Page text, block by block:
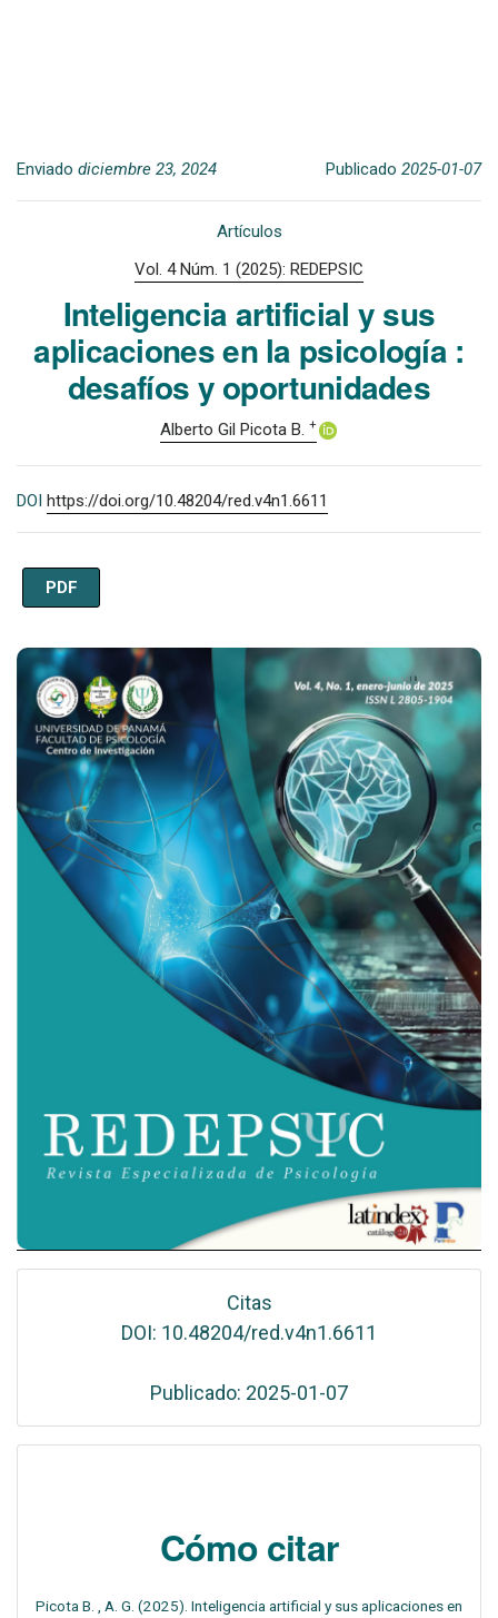
Enviado diciembre 23, 2024 Publicado 2025-01-07
Artículos
Vol. 4 Núm. 1 (2025): REDEPSIC
Inteligencia artificial y sus
aplicaciones en la psicología :
desafíos y oportunidades
Alberto Gil Picota B. +
DOI https://doi.org/10.48204/red.v4n1.6611
PDF
Imagen de portada
Citas
DOI: 10.48204/red.v4n1.6611
Publicado: 2025-01-07
Cómo citar
Picota B. , A. G. (2025). Inteligencia artificial y sus aplicaciones en